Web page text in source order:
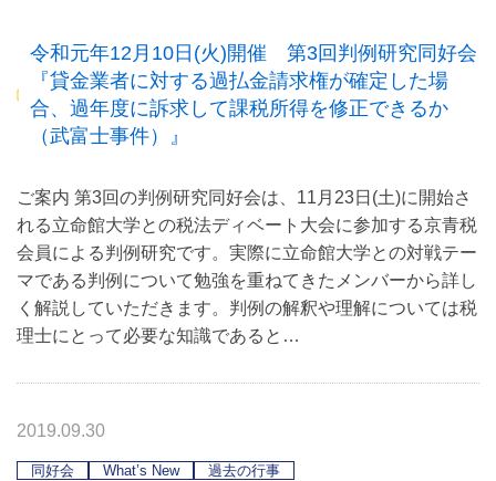
令和元年12月10日(火)開催 第3回判例研究同好会
『貸金業者に対する過払金請求権が確定した場
合、過年度に訴求して課税所得を修正できるか
（武富士事件）』
ご案内 第3回の判例研究同好会は、11月23日(土)に開始さ
れる立命館大学との税法ディベート大会に参加する京青税
会員による判例研究です。実際に立命館大学との対戦テー
マである判例について勉強を重ねてきたメンバーから詳し
く解説していただきます。判例の解釈や理解については税
理士にとって必要な知識であると…
2019.09.30
同好会 What’s New 過去の行事